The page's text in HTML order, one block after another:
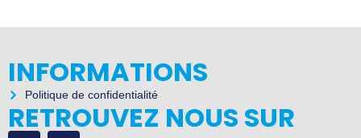
INFORMATIONS
Politique de confidentialité
RETROUVEZ NOUS SUR